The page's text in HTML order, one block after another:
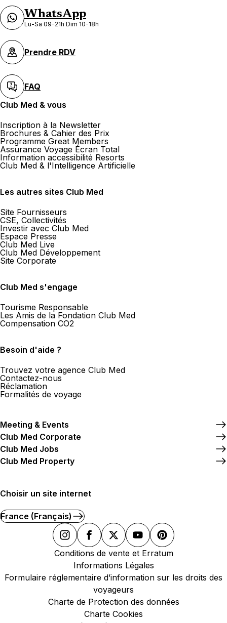
WhatsApp
Lu-Sa 09-21h Dim 10-18h
Prendre RDV
FAQ
Club Med & vous
Inscription à la Newsletter
Brochures & Cahier des Prix
Programme Great Members
Assurance Voyage Écran Total
Information accessibilité Resorts
Club Med & l'Intelligence Artificielle
Les autres sites Club Med
Site Fournisseurs
CSE, Collectivités
Investir avec Club Med
Espace Presse
Club Med Live
Club Med Développement
Site Corporate
Club Med s'engage
Tourisme Responsable
Les Amis de la Fondation Club Med
Compensation CO2
Besoin d'aide ?
Trouvez votre agence Club Med
Contactez-nous
Réclamation
Formalités de voyage
Meeting & Events
Club Med Corporate
Club Med Jobs
Club Med Property
Choisir un site internet
France (Français)
Conditions de vente et Erratum
Informations Légales
Formulaire réglementaire d’information sur les droits des
voyageurs
Charte de Protection des données
Charte Cookies